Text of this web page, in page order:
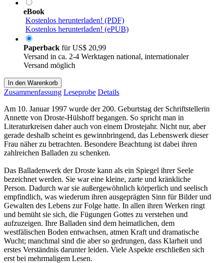
eBook
Kostenlos herunterladen! (PDF)
Kostenlos herunterladen! (ePUB)
Paperback fürUS$ 20,99
Versand in ca. 2-4 Werktagen national, internationaler
Versand möglich
In den Warenkorb
Zusammenfassung Leseprobe Details
Am 10. Januar 1997 wurde der 200. Geburtstag der Schriftstellerin
Annette von Droste-Hülshoff begangen. So spricht man in
Literaturkreisen daher auch von einem Drostejahr. Nicht nur, aber
gerade deshalb scheint es gewinnbringend, das Lebenswerk dieser
Frau näher zu betrachten. Besondere Beachtung ist dabei ihren
zahlreichen Balladen zu schenken.
Das Balladenwerk der Droste kann als ein Spiegel ihrer Seele
bezeichnet werden. Sie war eine kleine, zarte und kränkliche
Person. Dadurch war sie außergewöhnlich körperlich und seelisch
empfindlich, was wiederum ihren ausgeprägten Sinn für Bilder und
Gewalten des Lebens zur Folge hatte. In allen ihren Werken ringt
und bemüht sie sich, die Fügungen Gottes zu verstehen und
aufzuzeigen. Ihre Balladen sind dem heimatlichen, dem
westfälischen Boden entwachsen, atmen Kraft und dramatische
Wucht; manchmal sind die aber so gedrungen, dass Klarheit und
erstes Verständnis darunter leiden. Viele Aspekte erschließen sich
erst bei mehrmaligem Lesen.